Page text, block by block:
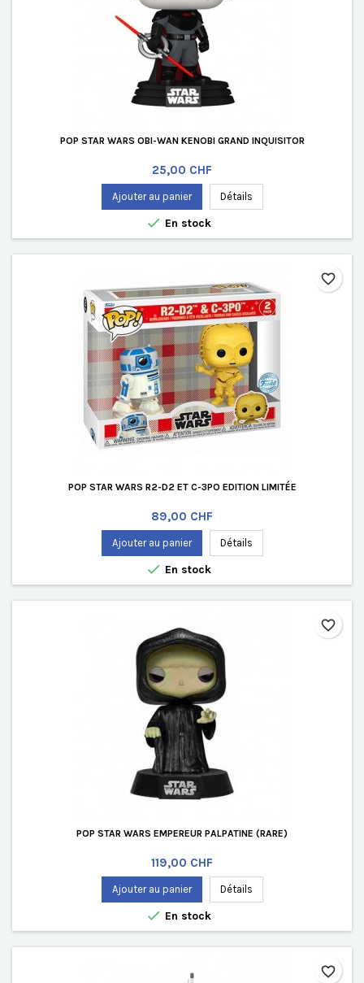
POP STAR WARS OBI-WAN KENOBI GRAND INQUISITOR
Prix
25,00 CHF
Ajouter au panier Détails
 En stock
POP STAR WARS R2-D2 ET C-3PO EDITION LIMITÉE
Prix
89,00 CHF
Ajouter au panier Détails
 En stock
favorite_border
POP STAR WARS EMPEREUR PALPATINE (RARE)
Prix
119,00 CHF
Ajouter au panier Détails
 En stock
favorite_border
favorite_border